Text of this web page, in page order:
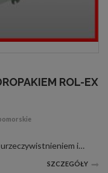
ROL-EX
Agregaty serii AUTH to maszyny będące urzeczywistnieniem idei stworzenia konstrukcji uprawowej o niskiej masie i zwartej budowie. Dzięki wbudowanemu układowi hydropak może pracować w połączeniu z siewnikami zbożowymi tworząc kombinację upraw...
SZCZEGÓŁY